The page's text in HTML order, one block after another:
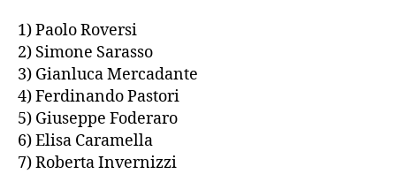
1) Paolo Roversi
2) Simone Sarasso
3) Gianluca Mercadante
4) Ferdinando Pastori
5) Giuseppe Foderaro
6) Elisa Caramella
7) Roberta Invernizzi